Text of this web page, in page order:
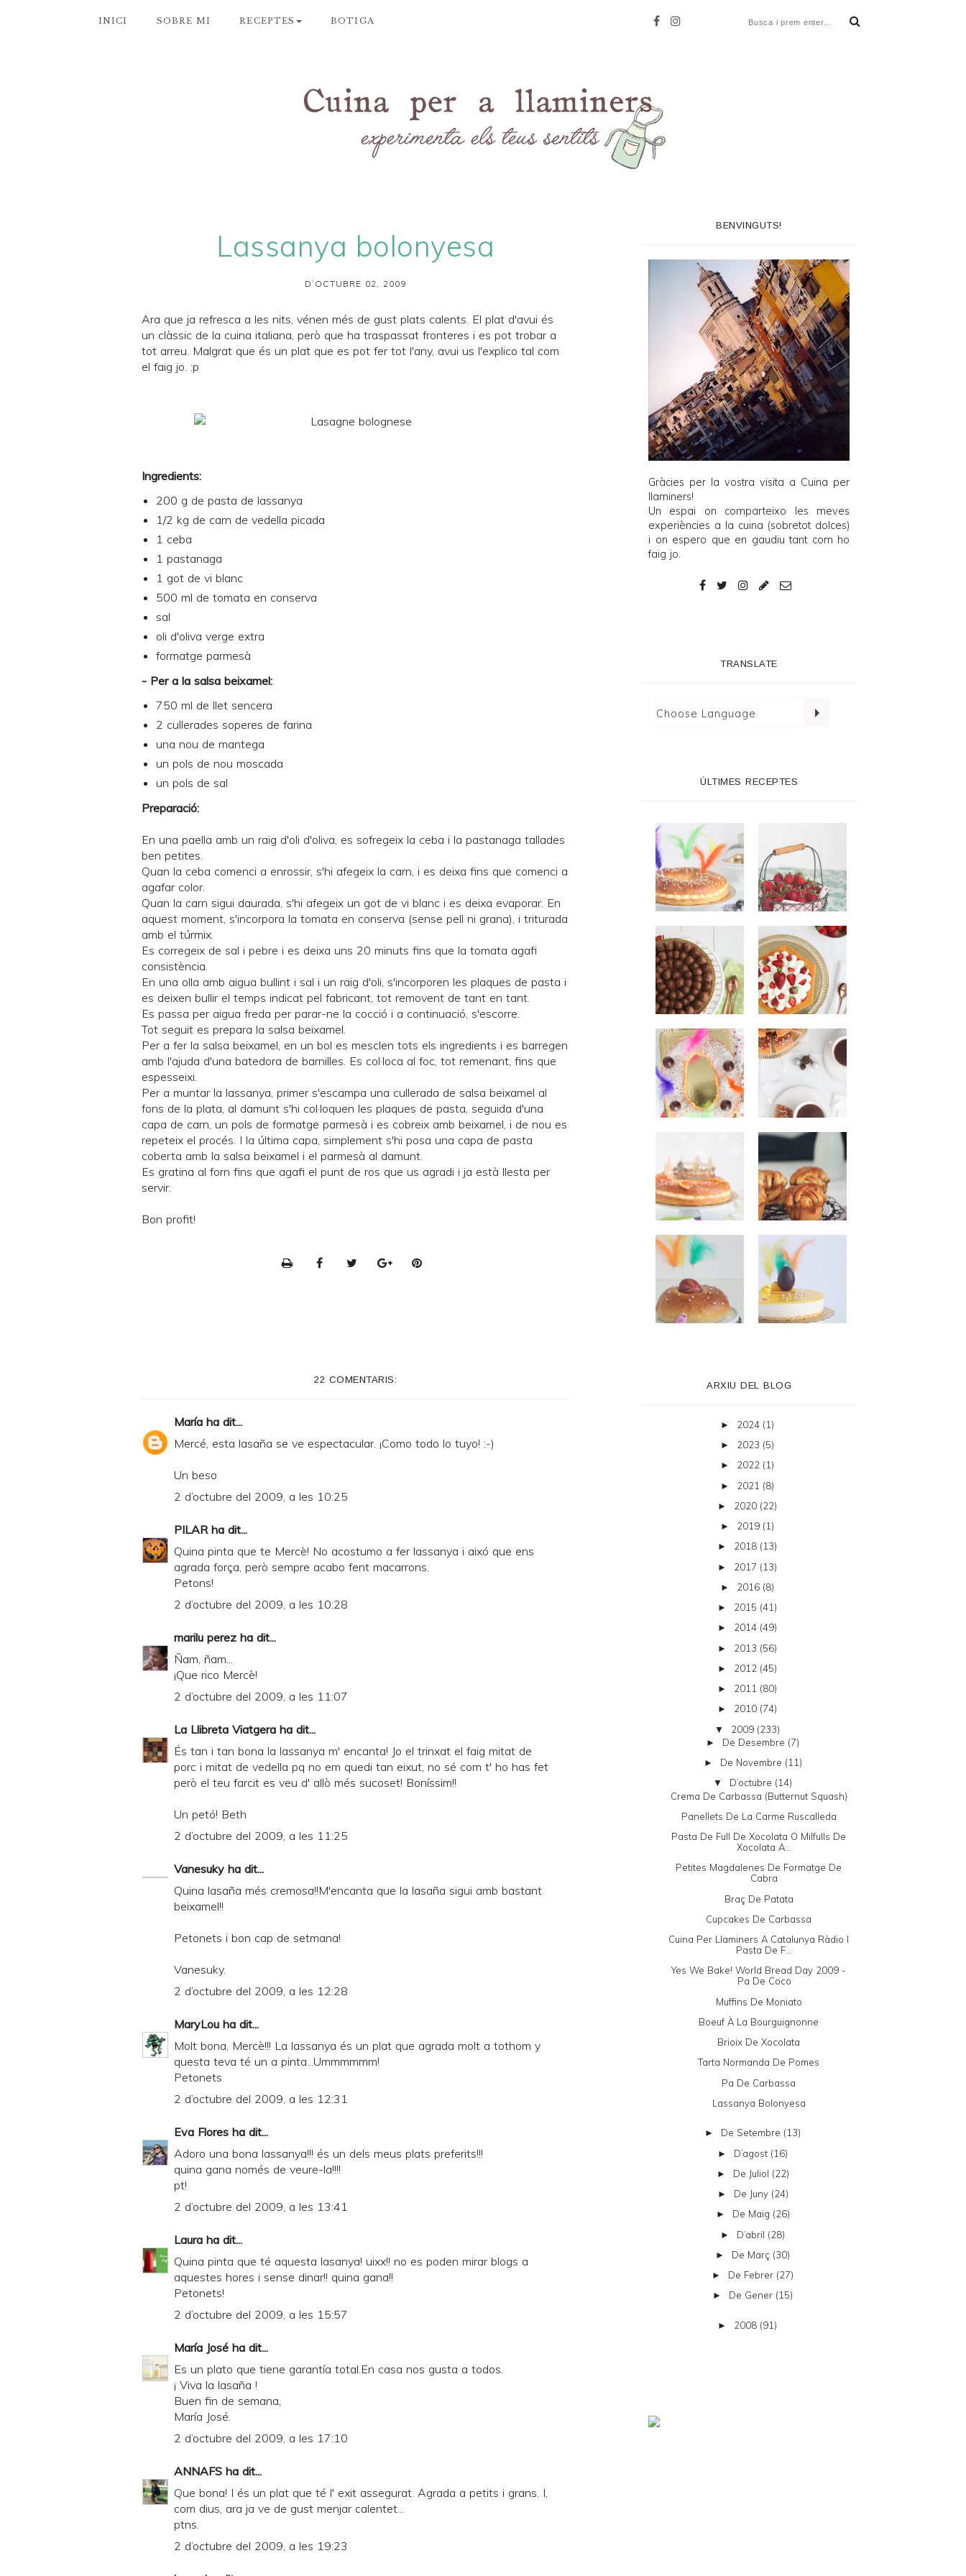
INICI SOBRE MI RECEPTES BOTIGA
Lassanya bolonyesa
D’OCTUBRE 02, 2009
Ara que ja refresca a les nits, vénen més de gust plats calents. El plat d'avui és
un clàssic de la cuina italiana, però que ha traspassat fronteres i es pot trobar a
tot arreu. Malgrat que és un plat que es pot fer tot l'any, avui us l'explico tal com
el faig jo. :p
Ingredients:
200 g de pasta de lassanya
1/2 kg de carn de vedella picada
1 ceba
1 pastanaga
1 got de vi blanc
500 ml de tomata en conserva
sal
oli d'oliva verge extra
formatge parmesà
- Per a la salsa beixamel:
750 ml de llet sencera
2 cullerades soperes de farina
una nou de mantega
un pols de nou moscada
un pols de sal
Preparació:
En una paella amb un raig d'oli d'oliva, es sofregeix la ceba i la pastanaga tallades
ben petites.
Quan la ceba comenci a enrossir, s'hi afegeix la carn, i es deixa fins que comenci a
agafar color.
Quan la carn sigui daurada, s'hi afegeix un got de vi blanc i es deixa evaporar. En
aquest moment, s'incorpora la tomata en conserva (sense pell ni grana), i triturada
amb el túrmix.
Es corregeix de sal i pebre i es deixa uns 20 minuts fins que la tomata agafi
consistència.
En una olla amb aigua bullint i sal i un raig d'oli, s'incorporen les plaques de pasta i
es deixen bullir el temps indicat pel fabricant, tot removent de tant en tant.
Es passa per aigua freda per parar-ne la cocció i a continuació, s'escorre.
Tot seguit es prepara la salsa beixamel.
Per a fer la salsa beixamel, en un bol es mesclen tots els ingredients i es barregen
amb l'ajuda d'una batedora de barnilles. Es col·loca al foc, tot remenant, fins que
espesseixi.
Per a muntar la lassanya, primer s'escampa una cullerada de salsa beixamel al
fons de la plata, al damunt s'hi col·loquen les plaques de pasta, seguida d'una
capa de carn, un pols de formatge parmesà i es cobreix amb beixamel, i de nou es
repeteix el procés. I la última capa, simplement s'hi posa una capa de pasta
coberta amb la salsa beixamel i el parmesà al damunt.
Es gratina al forn fins que agafi el punt de ros que us agradi i ja està llesta per
servir.
Bon profit!
n
y
n
F
22 COMENTARIS:
María ha dit...
Mercé, esta lasaña se ve espectacular. ¡Como todo lo tuyo! :-)
Un beso
2 d’octubre del 2009, a les 10:25
PILARha dit...
Quina pinta que te Mercè! No acostumo a fer lassanya i aixó que ens
agrada força, però sempre acabo fent macarrons.
Petons!
2 d’octubre del 2009, a les 10:28
marilu perez ha dit...
Ñam, ñam...
¡Que rico Mercè!
2 d’octubre del 2009, a les 11:07
La Llibreta Viatgera ha dit...
És tan i tan bona la lassanya m' encanta! Jo el trinxat el faig mitat de
porc i mitat de vedella pq no em quedi tan eixut, no sé com t' ho has fet
però el teu farcit es veu d' allò més sucoset! Boníssim!!
Un petó! Beth
2 d’octubre del 2009, a les 11:25
Vanesuky ha dit...
Quina lasaña més cremosa!!M'encanta que la lasaña sigui amb bastant
beixamel!!
Petonets i bon cap de setmana!
Vanesuky.
2 d’octubre del 2009, a les 12:28
MaryLou ha dit...
Molt bona, Mercè!!! La lassanya és un plat que agrada molt a tothom y
questa teva té un a pinta...Ummmmmm!
Petonets
2 d’octubre del 2009, a les 12:31
Eva Flores ha dit...
Adoro una bona lassanya!!! és un dels meus plats preferits!!!
quina gana només de veure-la!!!!
pt!
2 d’octubre del 2009, a les 13:41
Laura ha dit...
Quina pinta que té aquesta lasanya! uixx!! no es poden mirar blogs a
aquestes hores i sense dinar!! quina gana!!
Petonets!
2 d’octubre del 2009, a les 15:57
María José ha dit...
Es un plato que tiene garantía total.En casa nos gusta a todos.
¡ Viva la lasaña !
Buen fin de semana,
María José.
2 d’octubre del 2009, a les 17:10
ANNAFS ha dit...
Que bona! I és un plat que té l' exit assegurat. Agrada a petits i grans. I,
com dius, ara ja ve de gust menjar calentet...
ptns.
2 d’octubre del 2009, a les 19:23
BENVINGUTS!
Gràcies per la vostra visita a Cuina per
llaminers!
Un espai on comparteixo les meves
experiències a la cuina (sobretot dolces)
i on espero que en gaudiu tant com ho
faig jo.
TRANSLATE
ÚLTIMES RECEPTES
ARXIU DEL BLOG
► 2024 (1)
► 2023 (5)
► 2022 (1)
► 2021 (8)
► 2020 (22)
► 2019 (1)
► 2018 (13)
► 2017 (13)
► 2016 (8)
► 2015 (41)
► 2014 (49)
► 2013 (56)
► 2012 (45)
► 2011 (80)
► 2010 (74)
▼ 2009 (233)
► De Desembre (7)
► De Novembre (11)
▼ D’octubre (14)
Crema De Carbassa (butternut Squash)
Panellets De La Carme Ruscalleda
Pasta De Full De Xocolata O Milfulls De
Xocolata A...
Petites Magdalenes De Formatge De
Cabra
Braç De Patata
Cupcakes De Carbassa
Cuina Per Llaminers A Catalunya Ràdio I
Pasta De F...
Yes We Bake! World Bread Day 2009 -
Pa De Coco
Muffins De Moniato
Boeuf À La Bourguignonne
Brioix De Xocolata
Tarta Normanda De Pomes
Pa De Carbassa
Lassanya Bolonyesa
► De Setembre (13)
► D’agost (16)
► De Juliol (22)
► De Juny (24)
► De Maig (26)
► D’abril (28)
► De Març (30)
► De Febrer (27)
► De Gener (15)
► 2008 (91)